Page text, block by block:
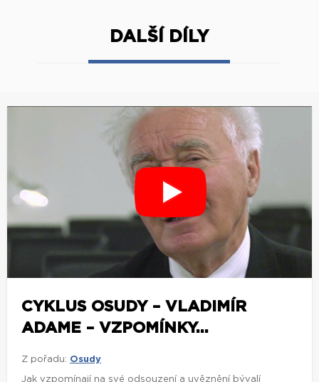
DALŠÍ DÍLY
CYKLUS OSUDY – VLADIMÍR
ADAME – VZPOMÍNKY...
Z pořadu: Osudy
Jak vzpomínají na své odsouzení a uvěznění bývalí